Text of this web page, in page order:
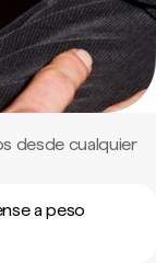
desde cualquier
a peso